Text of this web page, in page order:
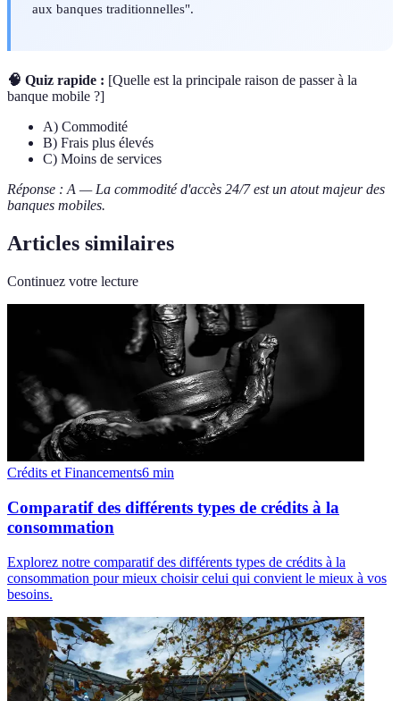
aux banques traditionnelles".
🧠 Quiz rapide : [Quelle est la principale raison de passer à la
banque mobile ?]
A) Commodité
B) Frais plus élevés
C) Moins de services
Réponse : A — La commodité d'accès 24/7 est un atout majeur des
banques mobiles.
Articles similaires
Continuez votre lecture
Crédits et Financements6 min
Comparatif des différents types de crédits à la
consommation
Explorez notre comparatif des différents types de crédits à la
consommation pour mieux choisir celui qui convient le mieux à vos
besoins.